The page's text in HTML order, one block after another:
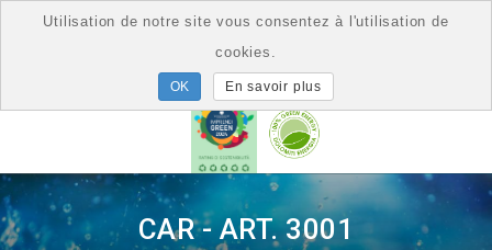
CAR - ART. 3001
Utilisation de notre site vous consentez à l'utilisation de
cookies.
En savoir plus